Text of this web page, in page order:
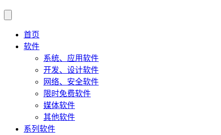
首页
软件
系统、应用软件
开发、设计软件
网络、安全软件
限时免费软件
媒体软件
其他软件
系列软件